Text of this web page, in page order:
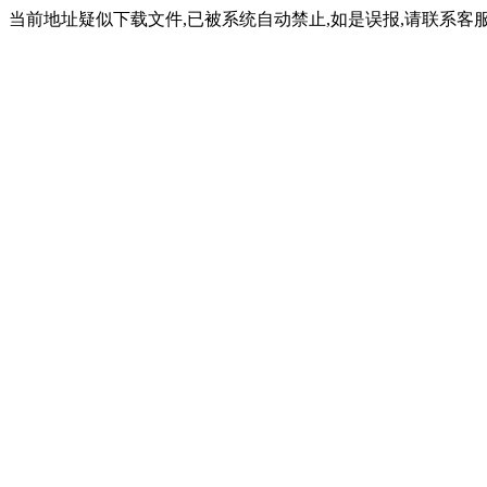
当前地址疑似下载文件,已被系统自动禁止,如是误报,请联系客